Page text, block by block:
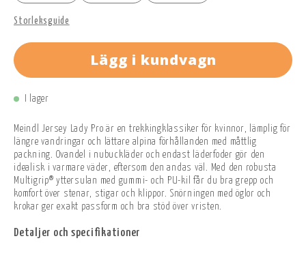
Storleksguide
Lägg i kundvagn
I lager
Meindl Jersey Lady Pro är en trekkingklassiker för kvinnor, lämplig för
längre vandringar och lättare alpina förhållanden med måttlig
packning. Ovandel i nubuckläder och endast läderfoder gör den
idealisk i varmare väder, eftersom den andas väl. Med den robusta
Multigrip® yttersulan med gummi- och PU-kil får du bra grepp och
komfort över stenar, stigar och klippor. Snörningen med öglor och
krokar ger exakt passform och bra stöd över vristen.
Detaljer och specifikationer